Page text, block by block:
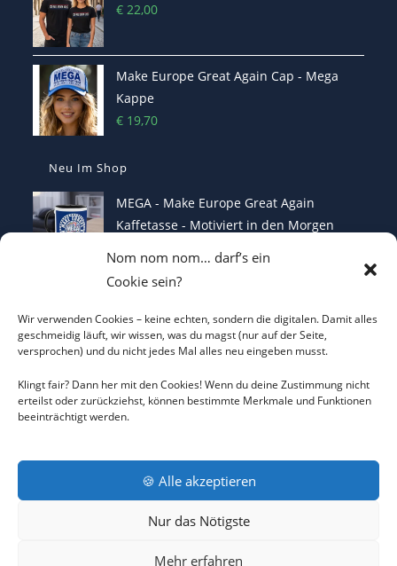
Nom nom nom… darf’s ein
Cookie sein?
Wir verwenden Cookies – keine echten, sondern die digitalen. Damit alles
geschmeidig läuft, wir wissen, was du magst (nur auf der Seite,
versprochen) und du nicht jedes Mal alles neu eingeben musst.
Klingt fair? Dann her mit den Cookies! Wenn du deine Zustimmung nicht
erteilst oder zurückziehst, können bestimmte Merkmale und Funktionen
beeinträchtigt werden.
🍪 Alle akzeptieren
Nur das Nötigste
Mehr erfahren
€ 22,00
Make Europe Great Again Cap - Mega
Kappe
€ 19,70
Neu Im Shop
MEGA - Make Europe Great Again
Kaffetasse - Motiviert in den Morgen
Heterodoxer Extremist - Das provokante
T-Shirt
€22,00
I LOVE CO2 T-Shirt - Sorgt bei Klima-
Hysterikern für Schnappatmung
€22,00
DATENSCHUTZERKLÄRUNG
RÜCKNAHMEBEDINGUNGEN